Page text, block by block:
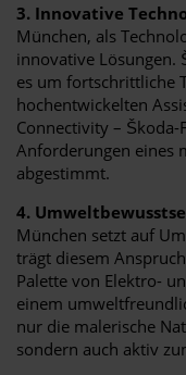
3. Innovative
München, als
innovative Lösungen.
es um fortschrittliche
hochentwickelten
Connectivity –
Anforderungen eines
abgestimmt.
4.
München setzt auf
trägt diesem
Palette von Elektro-
einem
nur die malerische
sondern auch aktiv